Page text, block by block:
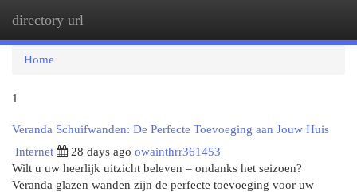
directory url
Home
1
Veranda Schuifwanden: De Perfecte Toevoeging aan Jouw Huis
Internet
28 days ago owainthrr361453
Wilt u uw heerlijk uitzicht beleven – ondanks het seizoen?
Veranda glazen wanden zijn de perfecte toevoeging voor uw